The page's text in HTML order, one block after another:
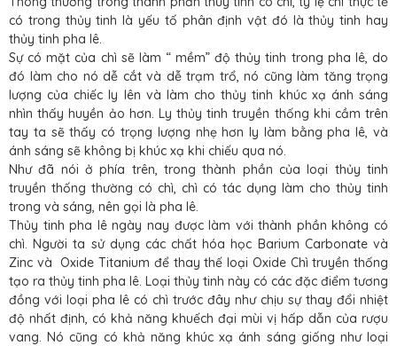
có trong thủy tinh là yếu tố phân định vật đó là thủy tinh hay
thủy tinh pha lê.
Sự có mặt của chì sẽ làm “ mềm” độ thủy tinh trong pha lê, do
đó làm cho nó dễ cắt và dễ trạm trổ, nó cũng làm tăng trọng
lượng của chiếc ly lên và làm cho thủy tinh khúc xạ ánh sáng
nhìn thấy huyền ảo hơn. Ly thủy tinh truyền thống khi cầm trên
tay ta sẽ thấy có trọng lượng nhẹ hơn ly làm bằng pha lê, và
ánh sáng sẽ không bị khúc xạ khi chiếu qua nó.
Như đã nói ở phía trên, trong thành phần của loại thủy tinh
truyền thống thường có chì, chì có tác dụng làm cho thủy tinh
trong và sáng, nên gọi là pha lê.
Thủy tinh pha lê ngày nay được làm với thành phần không có
chì. Người ta sử dụng các chất hóa học Barium Carbonate và
Zinc và Oxide Titanium để thay thế loại Oxide Chì truyền thống
tạo ra thủy tinh pha lê. Loại thủy tinh này có các đặc điểm tương
đồng với loại pha lê có chì trước đây như chịu sự thay đổi nhiệt
độ nhất định, có khả năng khuếch đại mùi vị hấp dẫn của rượu
vang. Nó cũng có khả năng khúc xạ ánh sáng giống như loại